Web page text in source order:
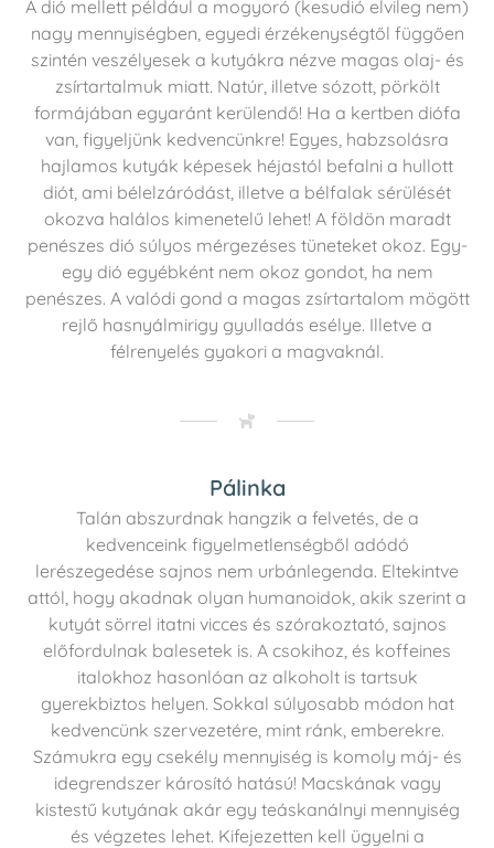
A dió mellett például a mogyoró (kesudió elvileg nem)
nagy mennyiségben, egyedi érzékenységtől függően
szintén veszélyesek a kutyákra nézve magas olaj- és
zsírtartalmuk miatt. Natúr, illetve sózott, pörkölt
formájában egyaránt kerülendő! Ha a kertben diófa
van, figyeljünk kedvencünkre! Egyes, habzsolásra
hajlamos kutyák képesek héjastól befalni a hullott
diót, ami bélelzáródást, illetve a bélfalak sérülését
okozva halálos kimenetelű lehet! A földön maradt
penészes dió súlyos mérgezéses tüneteket okoz. Egy-
egy dió egyébként nem okoz gondot, ha nem
penészes. A valódi gond a magas zsírtartalom mögött
rejlő hasnyálmirigy gyulladás esélye. Illetve a
félrenyelés gyakori a magvaknál.
Pálinka
Talán abszurdnak hangzik a felvetés, de a
kedvenceink figyelmetlenségből adódó
lerészegedése sajnos nem urbánlegenda. Eltekintve
attól, hogy akadnak olyan humanoidok, akik szerint a
kutyát sörrel itatni vicces és szórakoztató, sajnos
előfordulnak balesetek is. A csokihoz, és koffeines
italokhoz hasonlóan az alkoholt is tartsuk
gyerekbiztos helyen. Sokkal súlyosabb módon hat
kedvencünk szervezetére, mint ránk, emberekre.
Számukra egy csekély mennyiség is komoly máj- és
idegrendszer károsító hatású! Macskának vagy
kistestű kutyának akár egy teáskanálnyi mennyiség
és végzetes lehet. Kifejezetten kell ügyelni a